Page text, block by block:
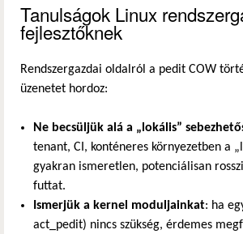
Tanulságok Linux
fejlesztőknek
Rendszergazdai oldalról a pedit COW
üzenetet hordoz:
Ne becsüljük alá a „lokális”
tenant, CI, konténeres környezetben a
gyakran ismeretlen, potenciálisan
futtat.
Ismerjük a kernel moduljainkat: ha
act_pedit) nincs szükség, érdemes